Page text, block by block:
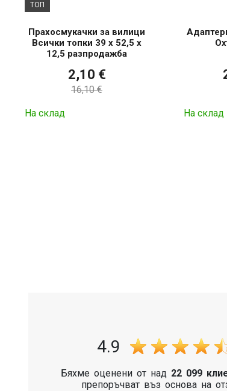
ТОП
Прахосмукачки за вилици
Всички топки 39 x 52,5 x
12,5 разпродажба
2,10 €
16,10 €
На склад На склад
4.9
Бяхме оценени от над 22 099
препоръчват въз основа на